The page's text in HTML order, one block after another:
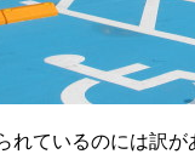
れているのには訳が